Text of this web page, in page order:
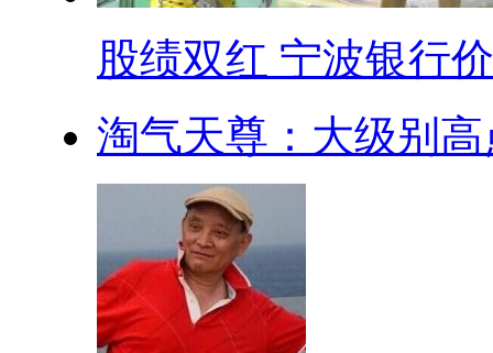
股绩双红 宁波银行
淘气天尊：大级别